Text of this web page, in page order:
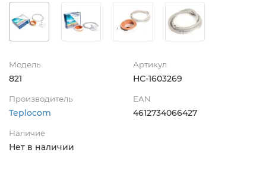
Модель
821
Артикул
НС-1603269
Производитель
Teplocom
EAN
4612734066427
Наличие
Нет в наличии